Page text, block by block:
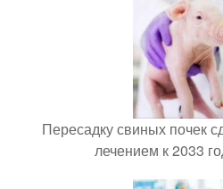
Пересадку свиных почек
лечением к 2033